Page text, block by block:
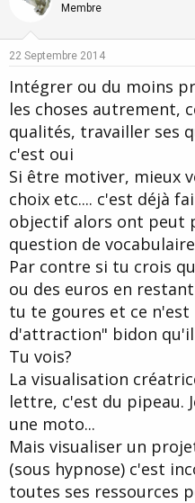
Membre
22 Septembre 2014
Intégrer ou du moins
les choses autrement,
qualités, travailler ses
c'est oui
Si être motiver, mieux
choix etc.... c'est déjà
objectif alors ont peut
question de vocabulaire
Par contre si tu crois
ou des euros en
tu te goures et ce
d'attraction" bidon
Tu vois?
La visualisation
lettre, c'est du pipeau.
une moto...
Mais visualiser un
(sous hypnose) c'est
toutes ses ressources